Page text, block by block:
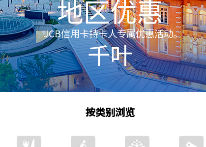
地区优惠
JCB信用卡持卡人专属优惠活动。
千叶
按类别浏览